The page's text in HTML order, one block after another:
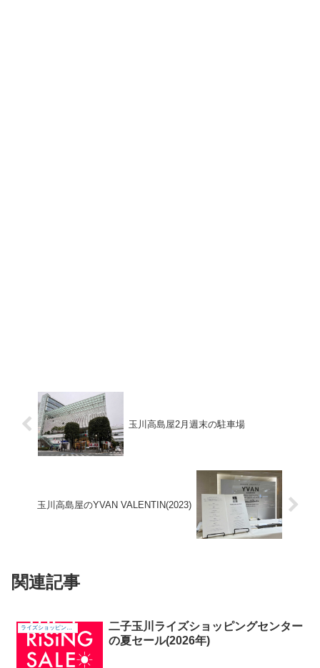
玉川高島屋2月週末の駐車場
玉川高島屋のYVAN VALENTIN(2023)
関連記事
ライズショッピングセンター
二子玉川ライズショッピングセンター
の夏セール(2026年)